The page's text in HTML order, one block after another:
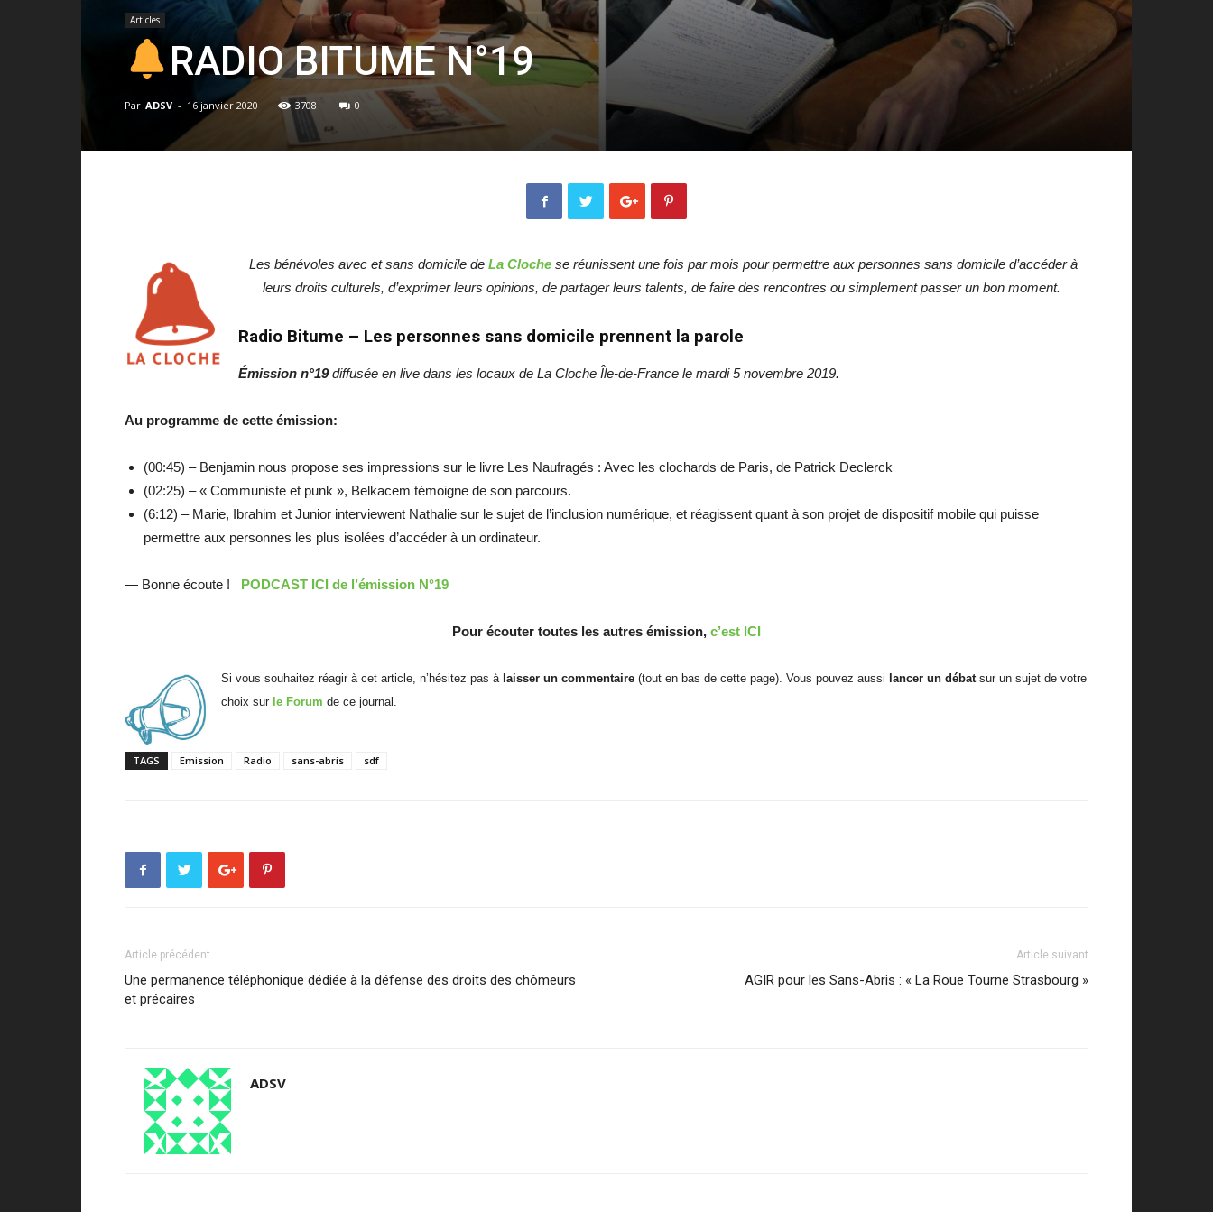
Articles
RADIO BITUME N°19
Par ADSV - 16 janvier 2020 3708 0
Les bénévoles avec et sans domicile de La Cloche se réunissent une fois par mois pour permettre aux personnes sans domicile d’accéder à
leurs droits culturels, d’exprimer leurs opinions, de partager leurs talents, de faire des rencontres ou simplement passer un bon moment.
Radio Bitume – Les personnes sans domicile prennent la parole
Émission n°19diffusée en live dans les locaux de La Cloche Île-de-France le mardi 5 novembre 2019.
Au programme de cette émission:
(00:45) – Benjamin nous propose ses impressions sur le livre Les Naufragés : Avec les clochards de Paris, de Patrick Declerck
(02:25) – « Communiste et punk », Belkacem témoigne de son parcours.
(6:12) – Marie, Ibrahim et Junior interviewent Nathalie sur le sujet de l’inclusion numérique, et réagissent quant à son projet de dispositif mobile qui puisse
permettre aux personnes les plus isolées d’accéder à un ordinateur.
— Bonne écoute ! PODCAST ICI de l’émission N°19
Pour écouter toutes les autres émission, c’est ICI
Si vous souhaitez réagir à cet article, n’hésitez pas à laisser un commentaire (tout en bas de cette page). Vous pouvez aussi lancer un débatsur un sujet de votre
choix sur le Forum de ce journal.
TAGS Emission Radio sans-abris sdf
Article précédent
Une permanence téléphonique dédiée à la défense des droits des chômeurs
et précaires
Article suivant
AGIR pour les Sans-Abris : « La Roue Tourne Strasbourg »
ADSV